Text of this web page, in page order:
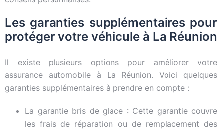
Les garanties supplémentaires pour
protéger votre véhicule à La Réunion
Il existe plusieurs options pour améliorer votre
assurance automobile à La Réunion. Voici quelques
garanties supplémentaires à prendre en compte :
La garantie bris de glace : Cette garantie couvre
les frais de réparation ou de remplacement des